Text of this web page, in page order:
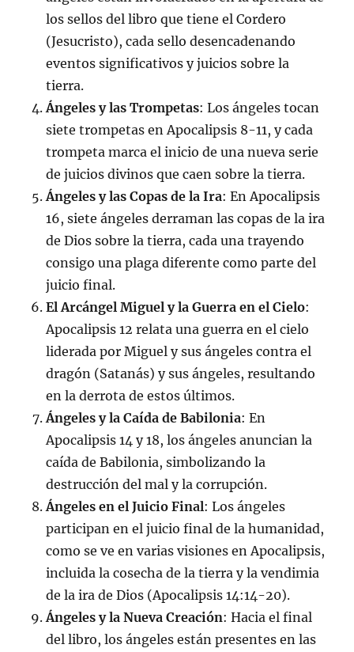
los sellos del libro que tiene el Cordero
(Jesucristo), cada sello desencadenando
eventos significativos y juicios sobre la
tierra.
Ángeles y las Trompetas: Los ángeles tocan
siete trompetas en Apocalipsis 8-11, y cada
trompeta marca el inicio de una nueva serie
de juicios divinos que caen sobre la tierra.
Ángeles y las Copas de la Ira: En Apocalipsis
16, siete ángeles derraman las copas de la ira
de Dios sobre la tierra, cada una trayendo
consigo una plaga diferente como parte del
juicio final.
El Arcángel Miguel y la Guerra en el Cielo:
Apocalipsis 12 relata una guerra en el cielo
liderada por Miguel y sus ángeles contra el
dragón (Satanás) y sus ángeles, resultando
en la derrota de estos últimos.
Ángeles y la Caída de Babilonia: En
Apocalipsis 14 y 18, los ángeles anuncian la
caída de Babilonia, simbolizando la
destrucción del mal y la corrupción.
Ángeles en el Juicio Final: Los ángeles
participan en el juicio final de la humanidad,
como se ve en varias visiones en Apocalipsis,
incluida la cosecha de la tierra y la vendimia
de la ira de Dios (Apocalipsis 14:14-20).
Ángeles y la Nueva Creación: Hacia el final
del libro, los ángeles están presentes en las